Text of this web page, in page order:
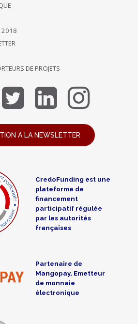
2018
DE PROJETS
À LA NEWSLETTER
CredoFunding est une
plateforme de
financement
participatif régulée
par les autorités
françaises
Partenaire de
Mangopay, Emetteur
de monnaie
électronique